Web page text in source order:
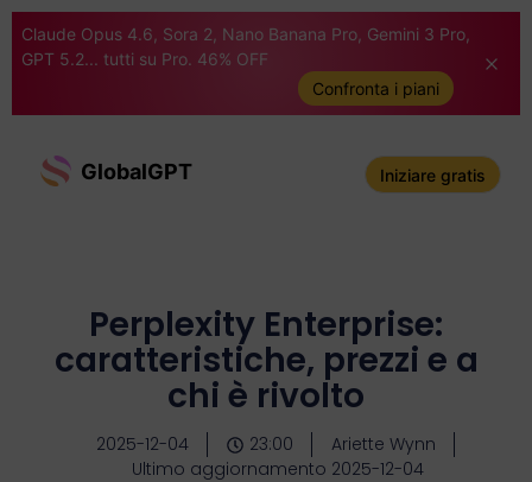
Claude Opus 4.6, Sora 2, Nano Banana Pro, Gemini 3 Pro,
GPT 5.2... tutti su Pro. 46% OFF
Confronta i piani
GlobalGPT Iniziare gratis
Perplexity Enterprise:
caratteristiche, prezzi e a
chi è rivolto
2025-12-04 23:00
Ariette Wynn
Ultimo aggiornamento 2025-12-04